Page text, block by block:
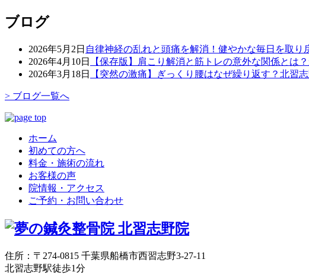
ブログ
2026年5月2日 自律神経の乱れと頭痛を解消！健やかな毎日を取り
2026年4月10日
【保存版】肩こり解消と筋トレの意外な関係とは
2026年3月18日
【突然の激痛】ぎっくり腰はなぜ繰り返す？北習
> ブログ一覧へ
ホーム
初めての方へ
料金・施術の流れ
お客様の声
院情報・アクセス
ご予約・お問い合わせ
住所：〒274-0815 千葉県船橋市西習志野3-27-11
北習志野駅徒歩1分